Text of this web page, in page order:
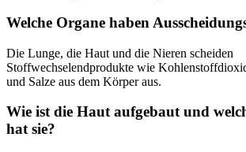
Welche Organe haben
Die Lunge, die Haut und die Nieren scheiden
Stoffwechselendprodukte wie
und Salze aus dem Körper aus.
Wie ist die Haut aufgebaut und
hat sie?